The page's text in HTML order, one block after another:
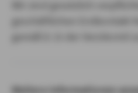
Weitere Informationen